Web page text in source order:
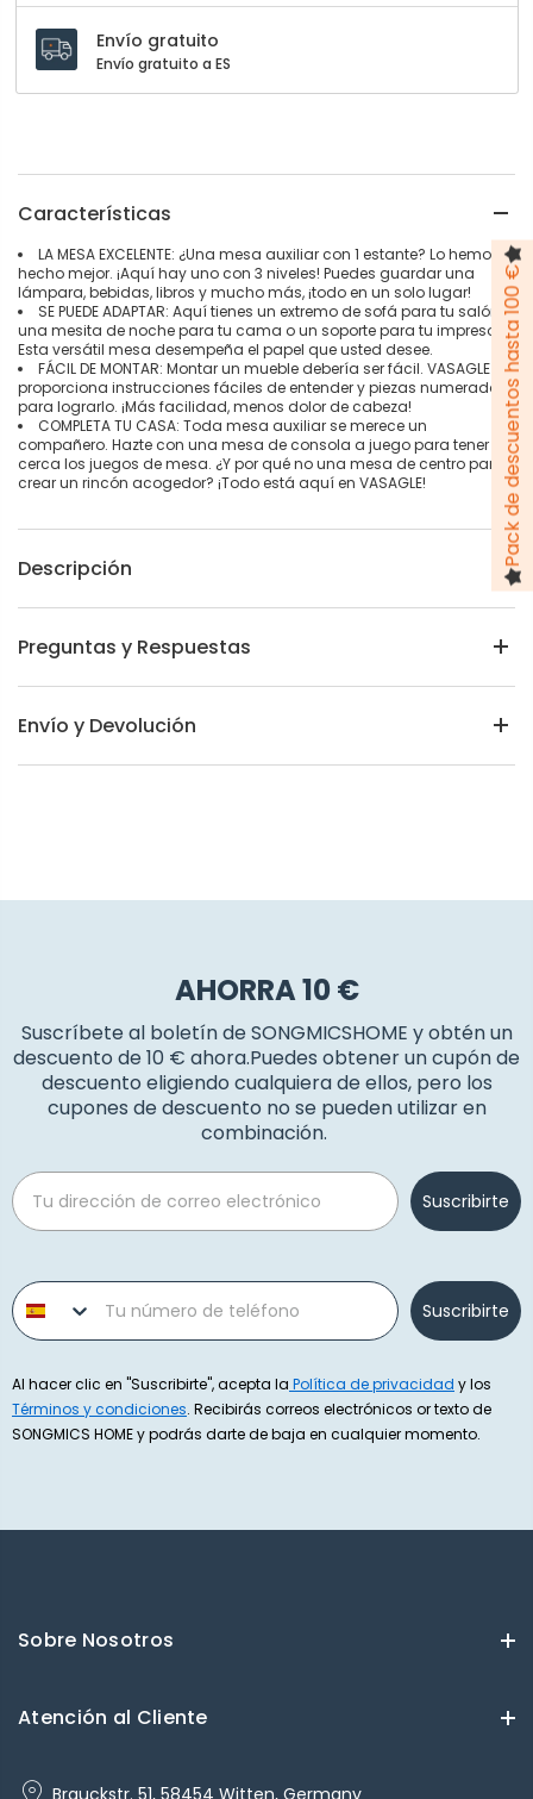
Envío gratuito
Envío gratuito a ES
Características
LA MESA EXCELENTE: ¿Una mesa auxiliar con 1 estante? Lo hemos
hecho mejor. ¡Aquí hay uno con 3 niveles! Puedes guardar una
lámpara, bebidas, libros y mucho más, ¡todo en un solo lugar!
SE PUEDE ADAPTAR: Aquí tienes un extremo de sofá para tu salón,
una mesita de noche para tu cama o un soporte para tu impresora.
Esta versátil mesa desempeña el papel que usted desee.
FÁCIL DE MONTAR: Montar un mueble debería ser fácil. VASAGLE
proporciona instrucciones fáciles de entender y piezas numeradas
para lograrlo. ¡Más facilidad, menos dolor de cabeza!
COMPLETA TU CASA: Toda mesa auxiliar se merece un
compañero. Hazte con una mesa de consola a juego para tener
cerca los juegos de mesa. ¿Y por qué no una mesa de centro para
crear un rincón acogedor? ¡Todo está aquí en VASAGLE!
Descripción
Preguntas y Respuestas
Envío y Devolución
AHORRA 10 €
Suscríbete al boletín de SONGMICSHOME y obtén un
descuento de 10 € ahora.Puedes obtener un cupón de
descuento eligiendo cualquiera de ellos, pero los
cupones de descuento no se pueden utilizar en
combinación.
Email
Suscribirte
Phone number
Suscribirte
Al hacer clic en "Suscribirte", acepta la Política de privacidad y los
Términos y condiciones. Recibirás correos electrónicos or texto de
SONGMICS HOME y podrás darte de baja en cualquier momento.
Sobre Nosotros
Atención al Cliente
Pack de descuentos hasta 100 €